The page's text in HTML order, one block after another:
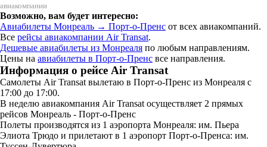
авиакомпании
Возможно, вам будет интересно:
Авиабилеты Монреаль → Порт-о-Пренс от всех авиакомпаний.
Все рейсы авиакомпании Air Transat.
Дешевые авиабилеты из Монреаля по любым направлениям.
Цены на авиабилеты в Порт-о-Пренс все направления.
Информация о рейсе Air Transat
Самолеты Air Transat вылетаю в Порт-о-Пренс из Монреаля с
17:00 до 17:00.
В неделю авиакомпания Air Transat осуществляет 2 прямых
рейсов Монреаль - Порт-о-Пренс
Полеты производятся из 1 аэропорта Монреаля: им. Пьера
Элиота Трюдо и прилетают в 1 аэропорт Порт-о-Пренса: им.